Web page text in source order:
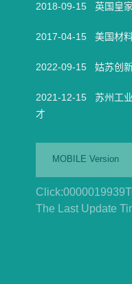
2018-09-15 英国皇
2017-04-15 美国材
2022-09-15 姑苏创
2021-12-15 苏州工
才
MOBILE Version
Click:0000019939
The Last Update